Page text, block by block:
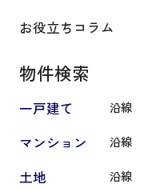
お役立ちコラム
物件検索
一戸建て 沿線
マンション 沿線
土地 沿線